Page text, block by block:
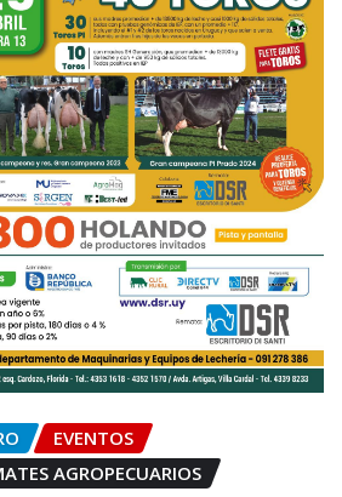
EVENTOS
AGROPECUARIOS